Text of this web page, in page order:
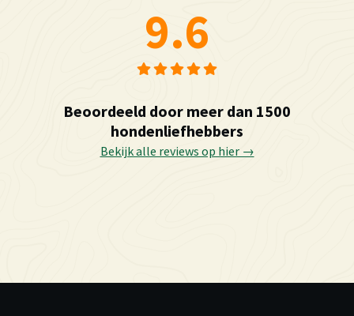
9.6
Beoordeeld door meer dan 1500
hondenliefhebbers
Bekijk alle reviews op hier →